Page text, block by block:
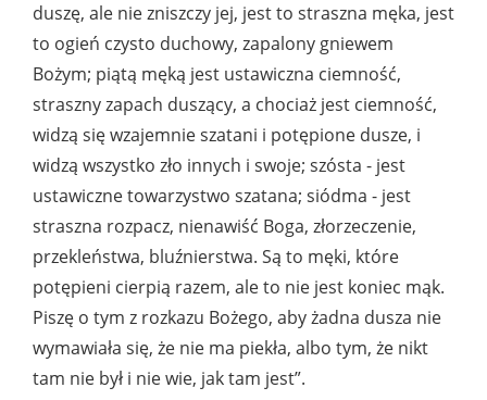
duszę, ale nie zniszczy jej, jest to straszna męka, jest
to ogień czysto duchowy, zapalony gniewem
Bożym; piątą męką jest ustawiczna ciemność,
straszny zapach duszący, a chociaż jest ciemność,
widzą się wzajemnie szatani i potępione dusze, i
widzą wszystko zło innych i swoje; szósta - jest
ustawiczne towarzystwo szatana; siódma - jest
straszna rozpacz, nienawiść Boga, złorzeczenie,
przekleństwa, bluźnierstwa. Są to męki, które
potępieni cierpią razem, ale to nie jest koniec mąk.
Piszę o tym z rozkazu Bożego, aby żadna dusza nie
wymawiała się, że nie ma piekła, albo tym, że nikt
tam nie był i nie wie, jak tam jest”.